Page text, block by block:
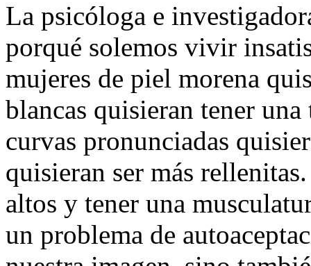
La psicóloga e
porqué solemos vivir
mujeres de piel morena
blancas quisieran tener
curvas pronunciadas
quisieran ser más
altos y tener una
un problema de